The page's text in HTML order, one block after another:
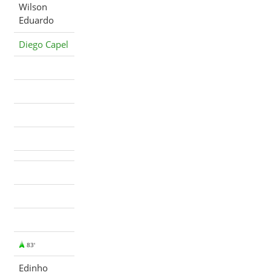
Wilson
Eduardo
Diego Capel
83'
Edinho